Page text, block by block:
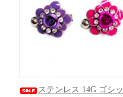
ステンレス 14G ゴシッ